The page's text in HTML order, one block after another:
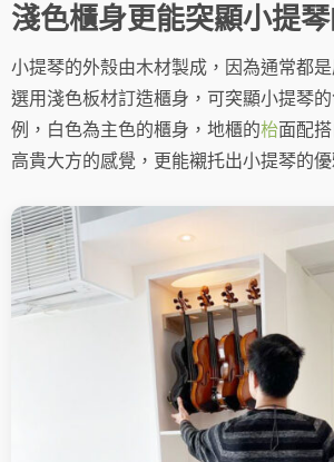
淺色櫃身更能突顯小提
小提琴的外殼由木材製成，因為通常都是
選用淺色板材訂造櫃身，可突顯小提琴
例，白色為主色的櫃身，地櫃的枱面配
高貴大方的感覺，更能襯托出小提琴的優